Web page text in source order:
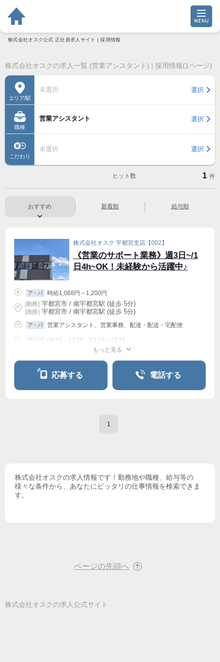
株式会社オスク公式 正社員求人サイト | 採用情報
株式会社オスクの求人一覧 (営業アシスタント) | 採用情報(1ページ)
エリア/駅
未選択 選択
職種
営業アシスタント 選択
こだわり
未選択 選択
ヒット数 1 件
おすすめ 新着順 給与順
株式会社オスク 宇都宮支店【002】
《営業のサポート業務》週3日~/1
日4h~OK！未経験から活躍中♪
ア・パ
時給1,068円～1,200円
|勤務 宇都宮市 / 南宇都宮駅 (徒歩 5分)
| 面接 | 宇都宮市 / 南宇都宮駅 (徒歩 5分)
ア・パ 営業アシスタント、営業事務、配達・配送・宅配便
ア・パ 08:15～12:15、13:15～17:15
もっと見る
応募する 電話する
1
株式会社オスクの求人情報です！勤務地や職種、給与等の
様々な条件から、あなたにピッタリの仕事情報を検索できま
す。
ページの先頭へ
株式会社オスクの求人公式サイト